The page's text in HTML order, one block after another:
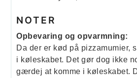
NOTER
Opbevaring og opvarmning:
Da der er kød på pizzamumier,
i køleskabet. Det gør dog ikke
gærdej at komme i køleskabet.